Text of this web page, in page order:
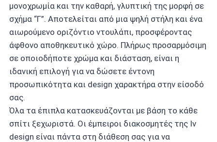
μονοχρωμία και την καθαρή, γλυπτική της μορφή σε
σχήμα “Γ”. Αποτελείται από μια ψηλή στήλη και ένα
αιωρούμενο οριζόντιο ντουλάπι, προσφέροντας
άφθονο αποθηκευτικό χώρο. Πλήρως προσαρμόσιμη
σε οποιοδήποτε χρώμα και διάσταση, είναι η
ιδανική επιλογή για να δώσετε έντονη
προσωπικότητα και design χαρακτήρα στην είσοδό
σας.
Όλα τα έπιπλα κατασκευάζονται με βάση το κάθε
σπίτι ξεχωριστά. Οι έμπειροι διακοσμητές της Iv
design είναι πάντα στη διάθεση σας για να